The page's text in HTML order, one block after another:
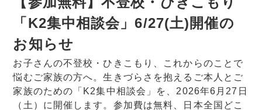
「K2集中相談会」6/27(土)開催の
お知らせ
お子さんの不登校・ひきこもり、これからのことで
悩むご家族の方へ。生きづらさを抱えるご本人とご
家族のための「K2集中相談会」を、2026年6月27日
（土）に開催します。参加費は無料、日本全国どこ